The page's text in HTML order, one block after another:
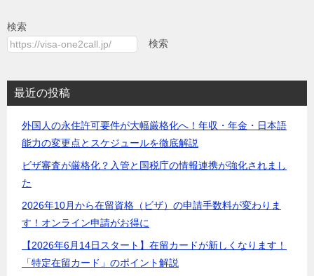
ビ
ゲ
シ
ョ
検索
検索
最近の投稿
外国人の永住許可要件が大幅厳格化へ！年収・年金・日本語
能力の変更点とスケジュールを徹底解説
ビザ審査が厳格化？入管と国税庁の情報連携が強化されまし
た
2026年10月から在留資格（ビザ）の申請手数料が変わりま
す！オンライン申請がお得に
【2026年6月14日スタート】在留カードが新しくなります！
「特定在留カード」のポイント解説